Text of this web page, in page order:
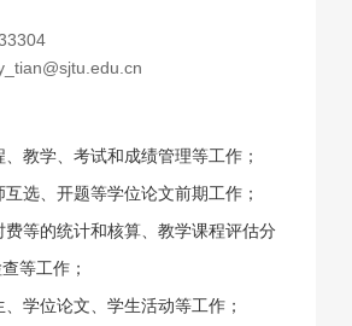
教学、考试和成绩管理等工作；
选、开题等学位论文前期工作；
费等的统计和核算、教学课程评估分
等工作；
学位论文、学生活动等工作；